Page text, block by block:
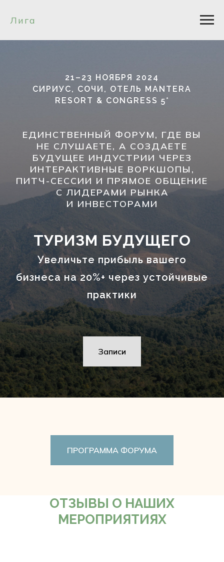
Лига
21–23 НОЯБРЯ 2024
СИРИУС, СОЧИ, ОТЕЛЬ MANTERA
RESORT & CONGRESS 5*
ЕДИНСТВЕННЫЙ ФОРУМ, ГДЕ ВЫ
НЕ СЛУШАЕТЕ, А СОЗДАЕТЕ
БУДУЩЕЕ ИНДУСТРИИ ЧЕРЕЗ
ИНТЕРАКТИВНЫЕ ВОРКШОПЫ,
ПИТЧ-СЕССИИ И ПРЯМОЕ ОБЩЕНИЕ
С ЛИДЕРАМИ РЫНКА
И ИНВЕСТОРАМИ
ТУРИЗМ БУДУЩЕГО
Увеличьте прибыль вашего
бизнеса на 20%+ через устойчивые
практики
Записи
ПРОГРАММА ФОРУМА
ОТЗЫВЫ О НАШИХ
МЕРОПРИЯТИЯХ